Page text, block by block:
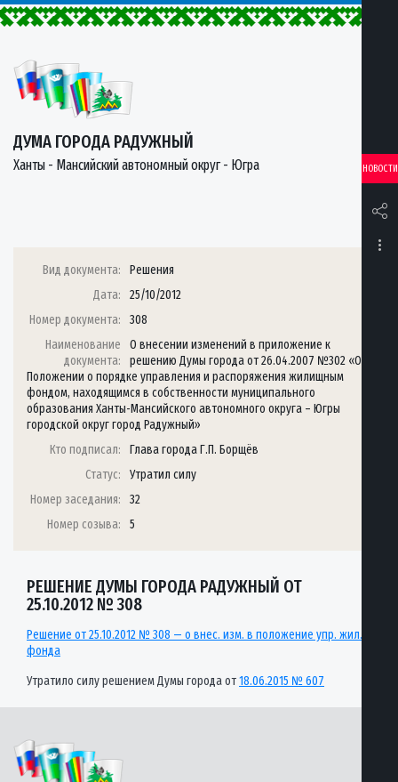
ДУМА ГОРОДА РАДУЖНЫЙ
Ханты - Мансийский автономный округ - Югра НОВОСТИ
Вид документа:
Решения
Дата:
25/10/2012
Номер документа:
308
Наименование
документа:
О внесении изменений в приложение к
решению Думы города от 26.04.2007 №302 «О
Положении о порядке управления и распоряжения жилищным
фондом, находящимся в собственности муниципального
образования Ханты-Мансийского автономного округа – Югры
городской округ город Радужный»
Кто подписал:
Глава города Г.П. Борщёв
Статус:
Утратил силу
Номер заседания:
32
Номер созыва:
5
РЕШЕНИЕ ДУМЫ ГОРОДА РАДУЖНЫЙ ОТ
25.10.2012 № 308
Решение от 25.10.2012 № 308 — о внес. изм. в положение упр. жил.
фонда
Утратило силу решением Думы города от18.06.2015 № 607